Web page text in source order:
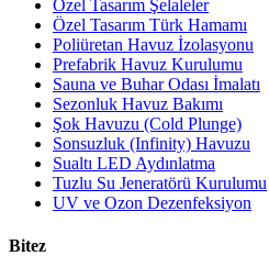
Özel Tasarım Şelaleler
Özel Tasarım Türk Hamamı
Poliüretan Havuz İzolasyonu
Prefabrik Havuz Kurulumu
Sauna ve Buhar Odası İmalatı
Sezonluk Havuz Bakımı
Şok Havuzu (Cold Plunge)
Sonsuzluk (Infinity) Havuzu
Sualtı LED Aydınlatma
Tuzlu Su Jeneratörü Kurulumu
UV ve Ozon Dezenfeksiyon
Bitez